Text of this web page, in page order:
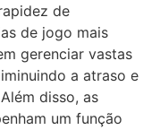
de
de jogo mais
gerenciar vastas
a atraso e
disso, as
um função